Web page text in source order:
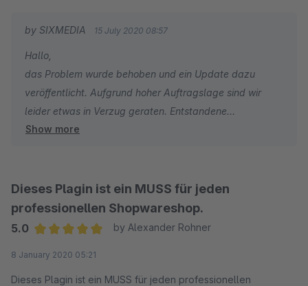
wenigstens darauf jemand reagiert - meine Bewertung ändere
ich gerne später ab, wenn Support irgendein Lebenszeichen
gibt.
by SIXMEDIA 15 July 2020 08:57
Hallo,
das Problem wurde behoben und ein Update dazu
veröffentlicht. Aufgrund hoher Auftragslage sind wir
leider etwas in Verzug geraten. Entstandene
Unannehmlichkeiten bitte ich vielmals zu entschuldigen!
Show more
Dieses Plagin ist ein MUSS für jeden
professionellen Shopwareshop.
5.0
by Alexander Rohner
8 January 2020 05:21
Dieses Plagin ist ein MUSS für jeden professionellen